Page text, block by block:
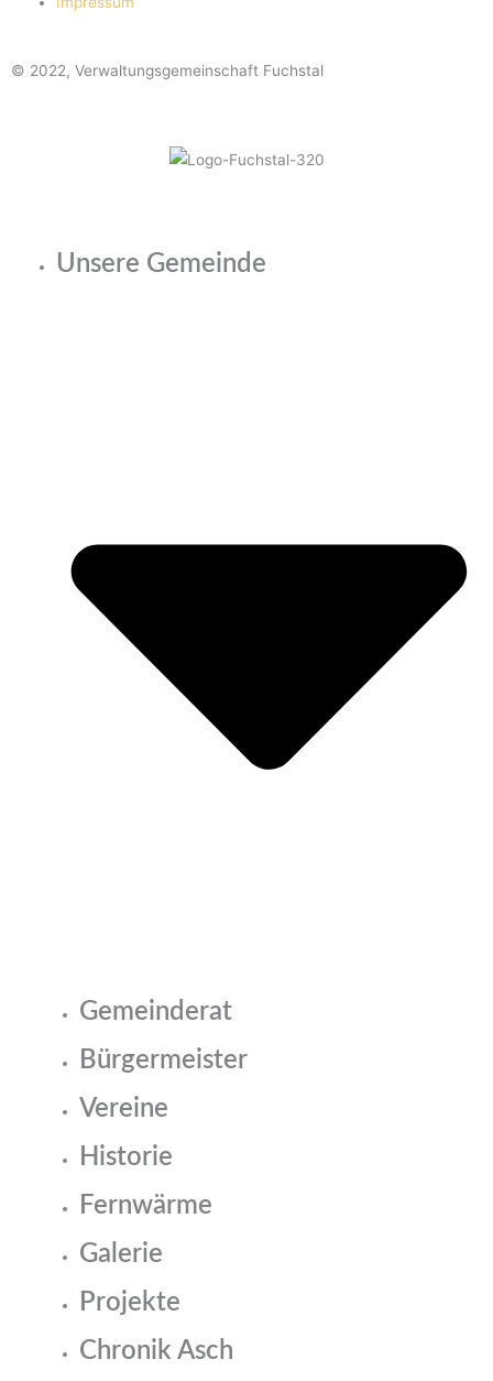
© 2022, Verwaltungsgemeinschaft Fuchstal
Unsere Gemeinde
Gemeinderat
Bürgermeister
Vereine
Historie
Fernwärme
Galerie
Projekte
Chronik Asch